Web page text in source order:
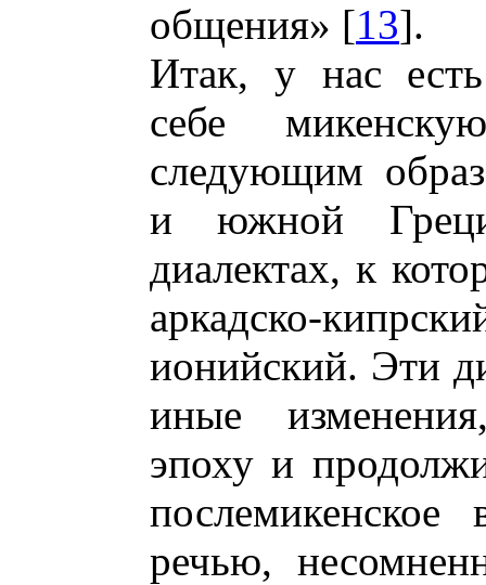
общения» [13].
Итак, у нас есть
себе
следующим
и южной
диалектах, к
аркадско-
ионийский. Эти
иные
эпоху и
речью,